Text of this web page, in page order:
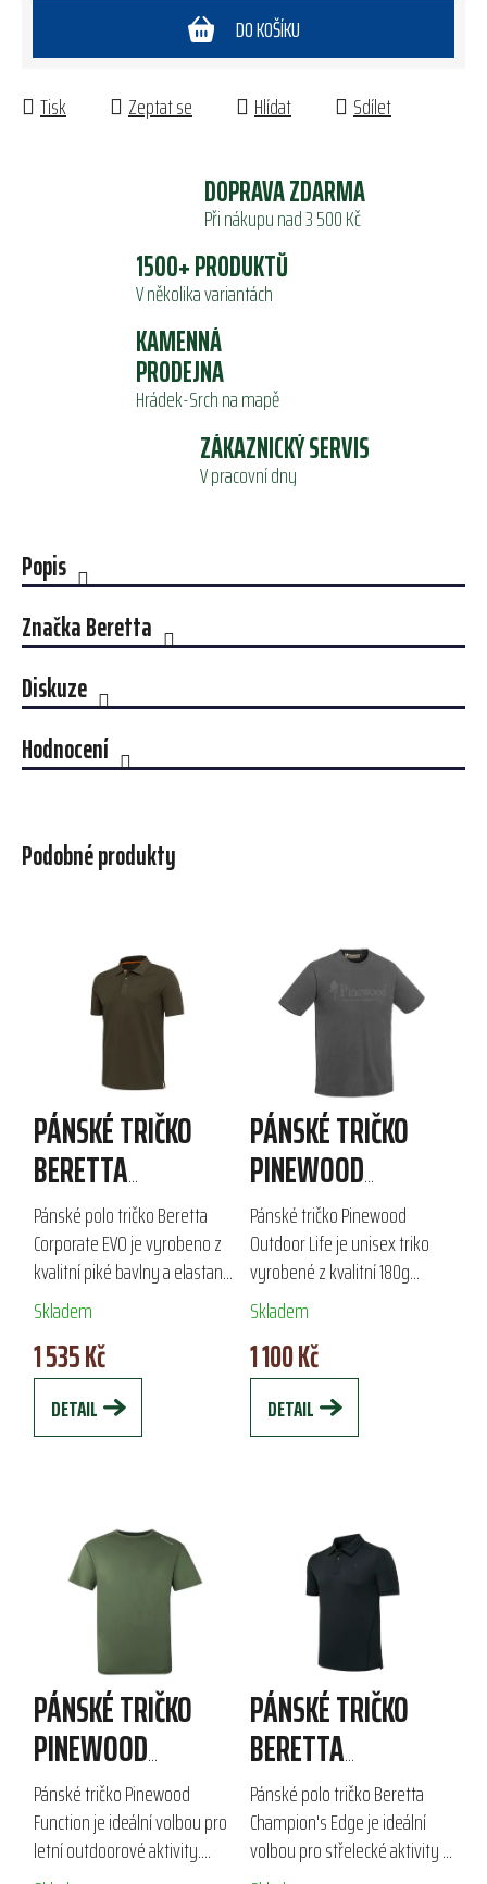
DO KOŠÍKU
Tisk Zeptat se Hlídat Sdílet
DOPRAVA ZDARMA
Při nákupu nad 3 500 Kč
1500+ PRODUKTŮ
V několika variantách
KAMENNÁ
PRODEJNA
Hrádek-Srch na mapě
ZÁKAZNICKÝ SERVIS
V pracovní dny
Popis
ZnačkaBeretta
Diskuze
Hodnocení
Podobné produkty
PÁNSKÉ TRIČKO
BERETTA
CORPORATE EVO
POLO
Pánské polo tričko Beretta
Corporate EVO je vyrobeno z
kvalitní piké bavlny a elastanu
s gramáží 220 g/m², ideální
pro outdoorové aktivity a
sportovní střelbu. Díky
pohodlnému...
Skladem
1 535 Kč
DETAIL
PÁNSKÉ TRIČKO
PINEWOOD
OUTDOOR LIFE
Pánské tričko Pinewood
Outdoor Life je unisex triko
vyrobené z kvalitní 180g
bavlny, které zajišťuje pohodlí
a měkkost. S kulatým
výstřihem a nápisem
Pinewood na hrudi je...
Skladem
1 100 Kč
DETAIL
PÁNSKÉ TRIČKO
PINEWOOD
FUNCTION
Pánské tričko Pinewood
Function je ideální volbou pro
letní outdoorové aktivity.
PÁNSKÉ TRIČKO
BERETTA
CHAMPION´S EDGE
POLO
Pánské polo tričko Beretta
Champion's Edge je ideální
volbou pro střelecké aktivity a